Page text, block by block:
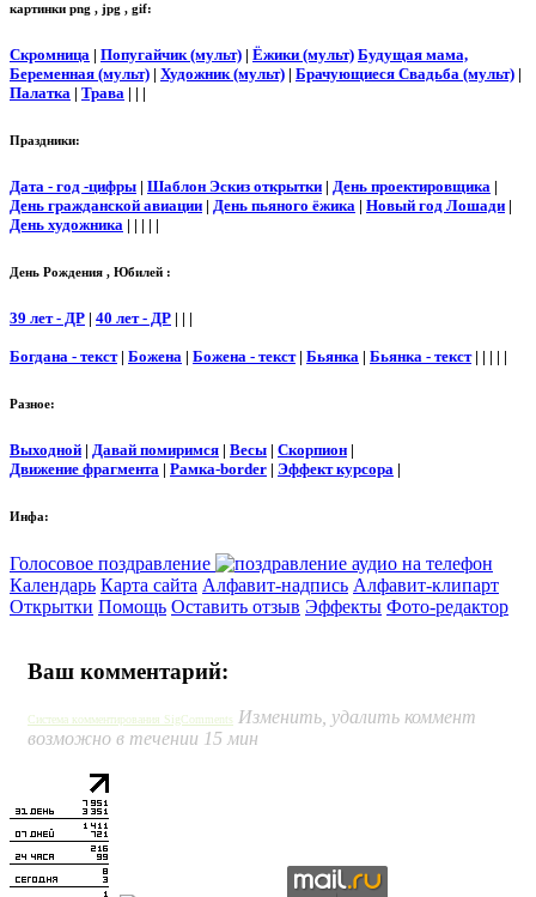
картинки png , jpg , gif:
Скромница | Попугайчик (мульт) | Ёжики (мульт) Будущая мама,
Беременная (мульт) | Художник (мульт) | Брачующиеся Свадьба (мульт) |
Палатка | Трава | | |
Праздники:
Дата - год -цифры | Шаблон Эскиз открытки | День проектировщика |
День гражданской авиации | День пьяного ёжика | Новый год Лошади |
День художника | | | | |
День Рождения , Юбилей :
39 лет - ДР | 40 лет - ДР | | |
Богдана - текст| Божена | Божена - текст| Бьянка | Бьянка - текст| | | | |
Разное:
Выходной | Давай помиримся | Весы | Скорпион |
Движение фрагмента | Рамка-border | Эффект курсора |
Инфа:
Голосовое поздравление
Календарь Карта сайта Алфавит-надпись Алфавит-клипарт
Открытки Помощь Оставить отзыв Эффекты Фото-редактор
Ваш комментарий:
Система комментирования SigComments Изменить, удалить коммент
возможно в течении 15 мин